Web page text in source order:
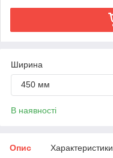
Ширина
450 мм
В наявності
Опис Характеристики